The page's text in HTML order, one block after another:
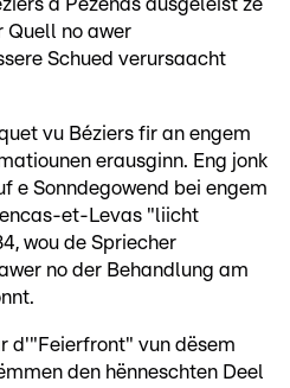
a Pézenas ausgeléist ze
Quell no awer
Schued verursaacht
vu Béziers fir an engem
erausginn. Eng jonk
e Sonndegowend bei engem
et-Levas "liicht
wou de Spriecher
no der Behandlung am
d'"Feierfront" vun dësem
den hënneschten Deel